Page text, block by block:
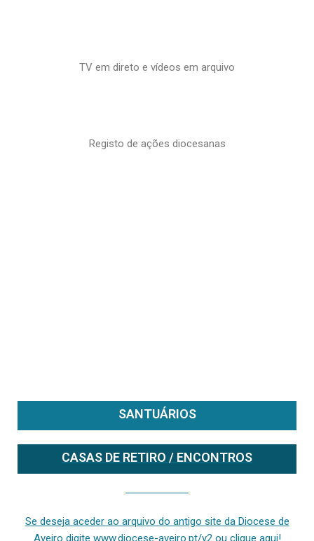
TV em direto e vídeos em arquivo
Registo de ações diocesanas
SANTUÁRIOS
CASAS DE RETIRO / ENCONTROS
Se deseja aceder ao arquivo do antigo site da Diocese de
Aveiro digite www.diocese-aveiro.pt/v2 ou clique aqui!